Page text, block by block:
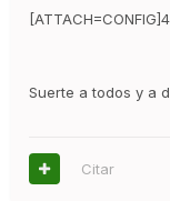
Suerte a todos y a
Citar